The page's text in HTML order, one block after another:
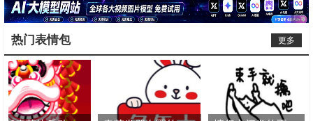
更多
热门表情包